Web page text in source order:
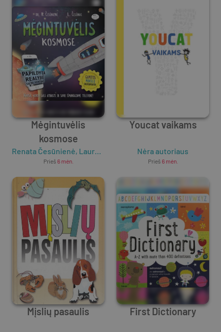
Mėgintuvėlis
kosmose
Renata Česūnienė, Laurynas Česūnas
Prieš 6 mėn.
Youcat vaikams
Nėra autoriaus
Prieš 6 mėn.
Mįslių pasaulis First Dictionary